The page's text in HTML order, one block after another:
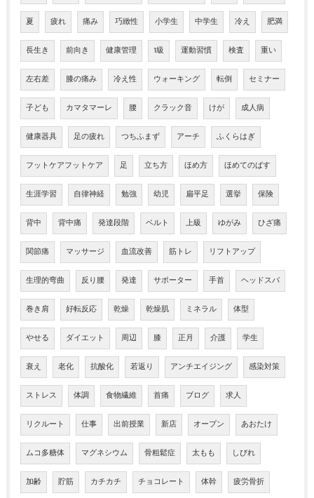
夏 疲れ 痛み 巧緻性 小学生 中学生 冷え 肥満
長生き 前向き 健康管理 1級 運動習慣 検査 重い
左右差 膝の痛み 冷え性 ウォーキング 転倒 セミナー
子ども カマタマーレ 腰 クラック音 けが 成人病
健康器具 足の疲れ つちふまず アーチ ふくらはぎ
フットケアフットケア 足 立ち方 ほめ方 ほめてのばす
生涯学習 自律神経 勉強 幼児 扁平足 選挙 保険
背中 背中痛 発達段階 ベルト 上級 ゆがみ ひざ痛
関節痛 マッサージ 血流改善 筋トレ リフトアップ
生理的弯曲 反り腰 発達 サポーター 手首 ヘッドスパ
巻き肩 好転反応 乾燥 乾燥肌 ミネラル 体型
やせる ダイエット 周辺 膝 正月 介護 学生
衰え 老化 抗酸化 若返り アンチエイジング 感染対策
ストレス 体調 食物繊維 首痛 ブログ 求人
リクルート 仕事 出前授業 新店 オープン あおたけ
ムコ多糖体 マグネシウム 骨粗鬆症 太もも しびれ
加齢 貯筋 カチカチ チョコレート 体幹 疲労骨折